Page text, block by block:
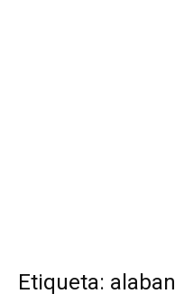
Etiqueta: alaban